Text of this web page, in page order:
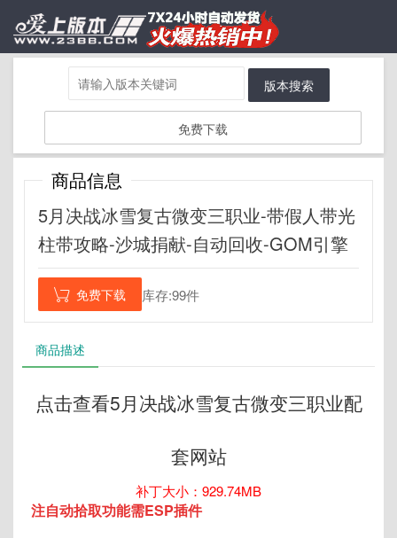
版本搜索
免费下载
商品信息
5月决战冰雪复古微变三职业-带假人带光
柱带攻略-沙城捐献-自动回收-GOM引擎
 免费下载 库存:99件
商品描述
点击查看5月决战冰雪复古微变三职业配
套网站
补丁大小：929.74MB
注自动拾取功能需ESP插件